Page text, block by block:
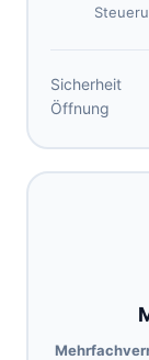
Sicherheit
Öffnung